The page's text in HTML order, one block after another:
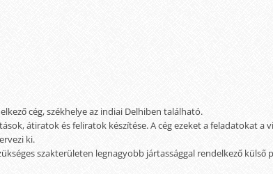
cég, székhelye az indiai Delhiben található.
átiratok és feliratok készítése. A cég ezeket a feladatokat a
ki.
szakterületen legnagyobb jártassággal rendelkező külső